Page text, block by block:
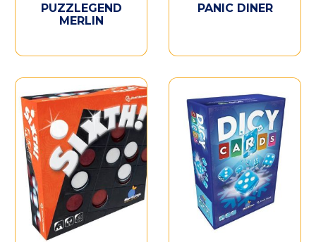
PUZZLEGEND
MERLIN
PANIC DINER